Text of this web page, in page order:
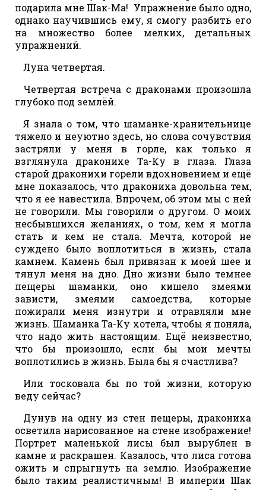
подарила мне Шак-Ма! Упражнение было одно,
однако научившись ему, я смогу разбить его
на множество более мелких, детальных
упражнений.
Луна четвертая.
Четвертая встреча с драконами произошла
глубоко под землёй.
Я знала о том, что шаманке-хранительнице
тяжело и неуютно здесь, но слова сочувствия
застряли у меня в горле, как только я
взглянула драконихе Та-Ку в глаза. Глаза
старой драконихи горели вдохновением и ещё
мне показалось, что дракониха довольна тем,
что я ее навестила. Впрочем, об этом мы с ней
не говорили. Мы говорили о другом. О моих
несбывшихся желаниях, о том, кем я могла
стать и кем не стала. Мечта, которой не
суждено было воплотиться в жизнь, стала
камнем. Камень был привязан к моей шее и
тянул меня на дно. Дно жизни было темнее
пещеры шаманки, оно кишело змеями
зависти, змеями самоедства, которые
пожирали меня изнутри и отравляли мне
жизнь. Шаманка Та-Ку хотела, чтобы я поняла,
что надо жить настоящим. Ещё неизвестно,
что бы произошло, если бы мои мечты
воплотились в жизнь. Была бы я счастлива?
Или тосковала бы по той жизни, которую
веду сейчас?
Дунув на одну из стен пещеры, дракониха
осветила нарисованное на стене изображение!
Портрет маленькой лисы был вырублен в
камне и раскрашен. Казалось, что лиса готова
ожить и спрыгнуть на землю. Изображение
было таким реалистичным! В империи Шак